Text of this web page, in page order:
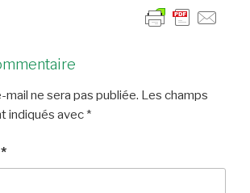
ne sera pas publiée. Les champs
indiqués avec *
*